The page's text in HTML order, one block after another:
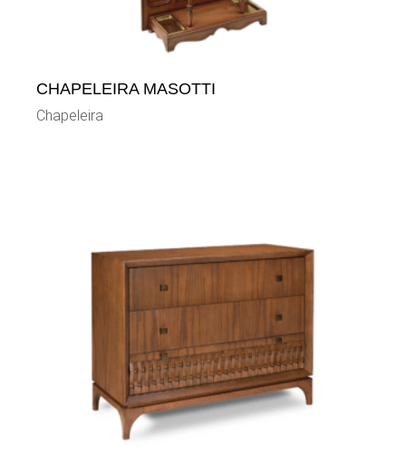
CHAPELEIRA MASOTTI
Chapeleira